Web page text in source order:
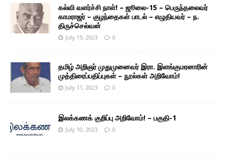
கல்வி வளர்ச்சி நாள்! – ஜூலை-15 – பெருந்தலைவர்
காமராஜர் – குழந்தைகள் பாடல் – எழுதியவர் – ந.
திருச்செல்வன்
July 15, 2023 0
தமிழ் அறிஞர் முதுமுனைவர் இரா. இளங்குமரனாரின்
முத்திரைப்பதிப்புகள் – நூல்கள் அறிவோம்!
July 11, 2023 0
இலக்கணக் குறிப்பு அறிவோம்! – பகுதி-1
July 10, 2023 0